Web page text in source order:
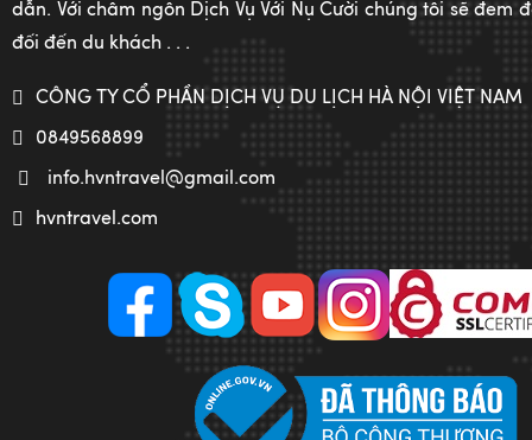
dẫn. Với châm ngôn Dịch Vụ Với Nụ Cười chúng tôi sẽ đem
đối đến du khách . . .
CÔNG TY CỔ PHẦN DỊCH VỤ DU LỊCH HÀ NỘI VIỆT NAM
0849568899
info.hvntravel@gmail.com
hvntravel.com